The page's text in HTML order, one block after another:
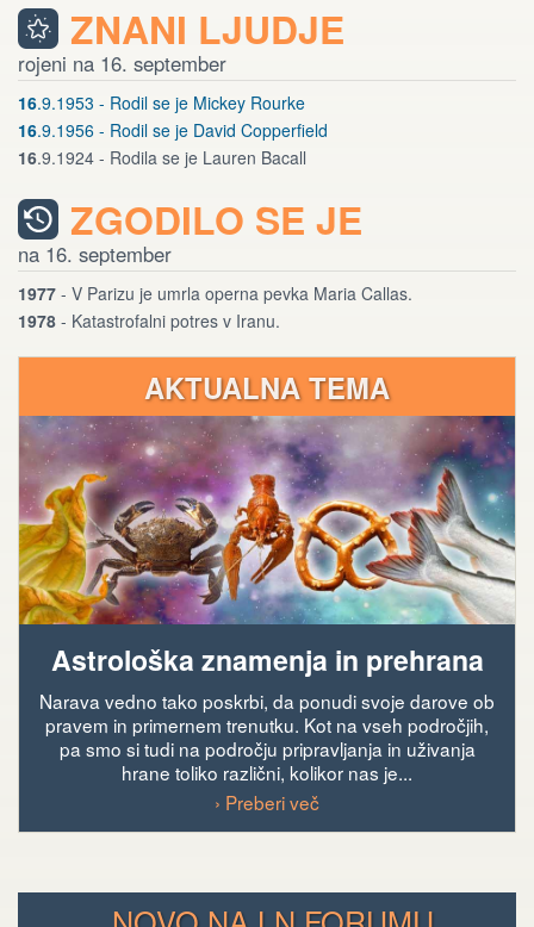
ZNANI LJUDJE
rojeni na 16. september
16.9.1953 - Rodil se je Mickey Rourke
16.9.1956 - Rodil se je David Copperfield
16.9.1924 - Rodila se je Lauren Bacall
ZGODILO SE JE
na 16. september
1977 - V Parizu je umrla operna pevka Maria Callas.
1978 - Katastrofalni potres v Iranu.
AKTUALNA TEMA
Astrološka znamenja in prehrana
Narava vedno tako poskrbi, da ponudi svoje darove ob
pravem in primernem trenutku. Kot na vseh področjih,
pa smo si tudi na področju pripravljanja in uživanja
hrane toliko različni, kolikor nas je...
› Preberi več